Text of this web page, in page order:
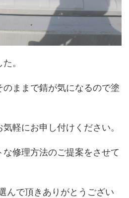
。
のままで錆が気になるので塗
軽にお申し付けください。
修理方法のご提案をさせて
んで頂きありがとうござい